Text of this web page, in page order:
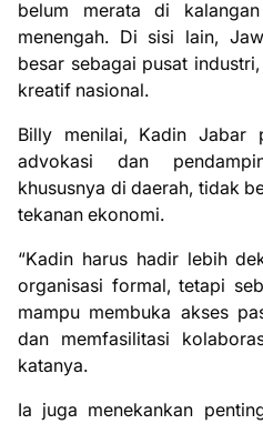
belum merata di
menengah. Di sisi lain,
besar sebagai pusat
kreatif nasional.
Billy menilai, Kadin Jabar
advokasi dan
khususnya di daerah, tidak
tekanan ekonomi.
“Kadin harus hadir lebih
organisasi formal, tetapi
mampu membuka akses
dan memfasilitasi
katanya.
Ia juga menekankan